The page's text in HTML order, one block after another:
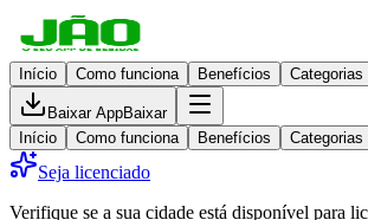
Início Como funciona Benefícios Categorias
Baixar AppBaixar
Início
Como funciona Benefícios Categorias
Seja licenciado
Verifique se a sua cidade está disponível para